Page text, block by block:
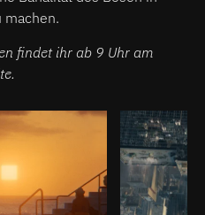
machen.
findet ihr ab 9 Uhr am